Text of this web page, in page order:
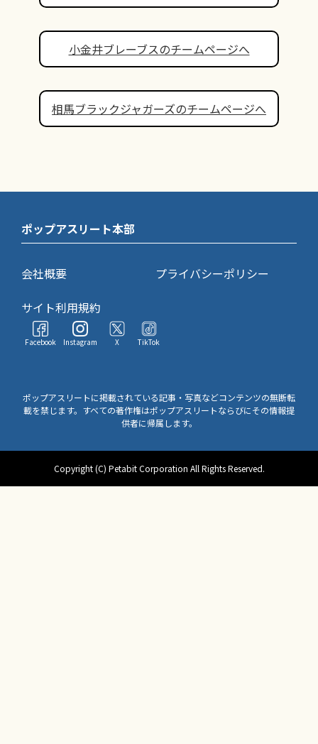
小金井ブレーブスのチームページへ
相馬ブラックジャガーズのチームページへ
ポップアスリート本部
会社概要
プライバシーポリシー
サイト利用規約
Facebook Instagram X TikTok
ポップアスリートに掲載されている記事・写真などコンテンツの無断転
載を禁じます。すべての著作権はポップアスリートならびにその情報提
供者に帰属します。
Copyright (C) Petabit Corporation All Rights Reserved.